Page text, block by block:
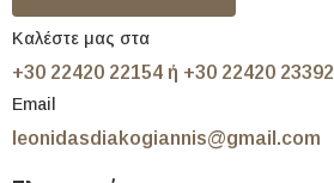
Καλέστε μας στα
+30 22420 22154 ή +30 22420 23392
Email
leonidasdiakogiannis@gmail.com